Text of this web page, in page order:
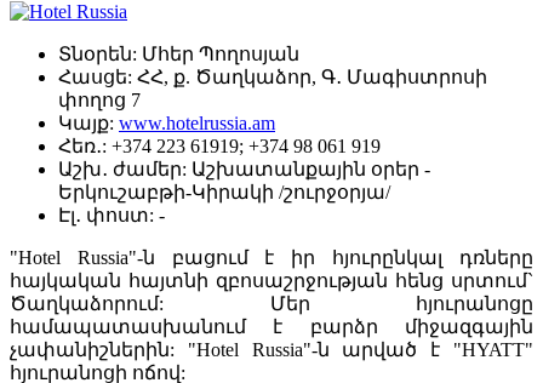
Տնօրեն: Մհեր Պողոսյան
Հասցե: ՀՀ, ք. Ծաղկաձոր, Գ․ Մագիստրոսի
փողոց 7
Կայք: www.hotelrussia.am
Հեռ․: +374 223 61919; +374 98 061 919
Աշխ․ ժամեր: Աշխատանքային օրեր -
Երկուշաբթի-Կիրակի /շուրջօրյա/
Էլ․ փոստ: -
"Hotel Russia"-ն բացում է իր հյուրընկալ դռները
հայկական հայտնի զբոսաշրջության հենց սրտում`
Ծաղկաձորում: Մեր հյուրանոցը
համապատասխանում է բարձր միջազգային
չափանիշներին: "Hotel Russia"-ն արված է "HYATT"
հյուրանոցի ոճով: